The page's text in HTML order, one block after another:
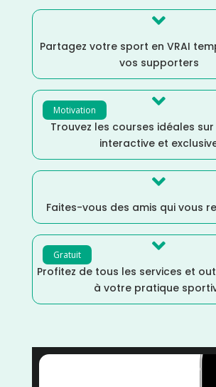

Partagez votre sport en VRAI
vos supporters
Motivation 
Trouvez les courses idéales
interactive et

Faites-vous des amis qui vous
Gratuit 
Profitez de tous les services et
à votre pratique